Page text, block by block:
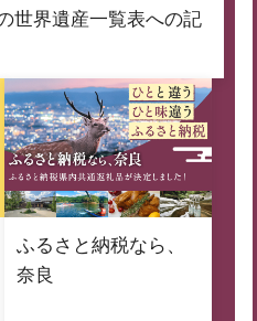
世界遺産一覧表への記
ふるさと納税なら、
奈良